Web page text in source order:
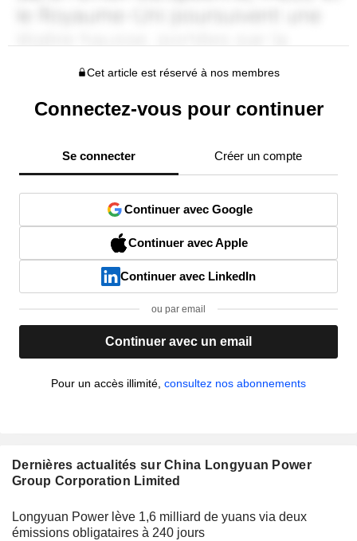
Cet article est réservé à nos membres
Connectez-vous pour continuer
Se connecter Créer un compte
Continuer avec Google
Continuer avec Apple
Continuer avec LinkedIn
ou par email
Continuer avec un email
Pour un accès illimité, consultez nos abonnements
Dernières actualités sur China Longyuan Power
Group Corporation Limited
Longyuan Power lève 1,6 milliard de yuans via deux
émissions obligataires à 240 jours